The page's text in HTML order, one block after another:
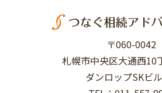
〒060-0042
札幌市中央区大通西10
ダンロップSKビ